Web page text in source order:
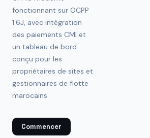
fonctionnant sur OCPP
1.6J, avec intégration
des paiements CMI et
un tableau de bord
conçu pour les
propriétaires de sites et
gestionnaires de flotte
marocains.
Commencer